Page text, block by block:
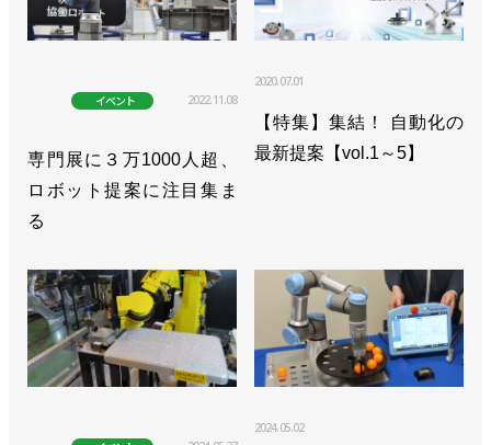
イベント 2022.11.08
専門展に３万1000人超、
ロボット提案に注目集ま
る
2020.07.01
【特集】集結！ 自動化の
最新提案【vol.1～5】
2024.05.02